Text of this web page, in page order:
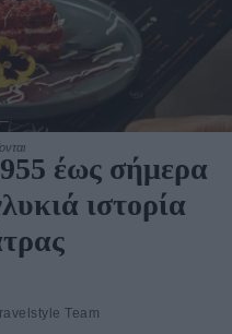
έως σήμερα
ιστορία
Team